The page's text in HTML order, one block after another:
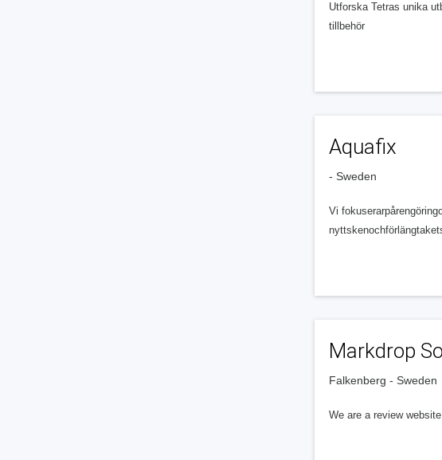
Utforska Tetras unika
tillbehör
Aquafix
- Sweden
Vi
Markdrop
Falkenberg - Sweden
We are a review